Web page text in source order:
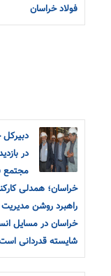
فولاد خراسان
دبیرکل
در
مجتمع
خراسان؛ همدلی
راهبرد روشن مدیریت
خراسان در مسایل
شایسته قدردانی